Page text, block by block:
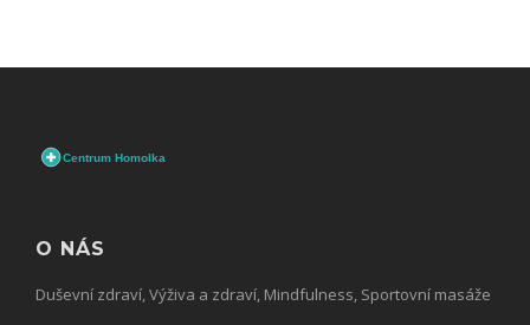
O NÁS
Duševní zdraví, Výživa a zdraví, Mindfulness, Sportovní masáže